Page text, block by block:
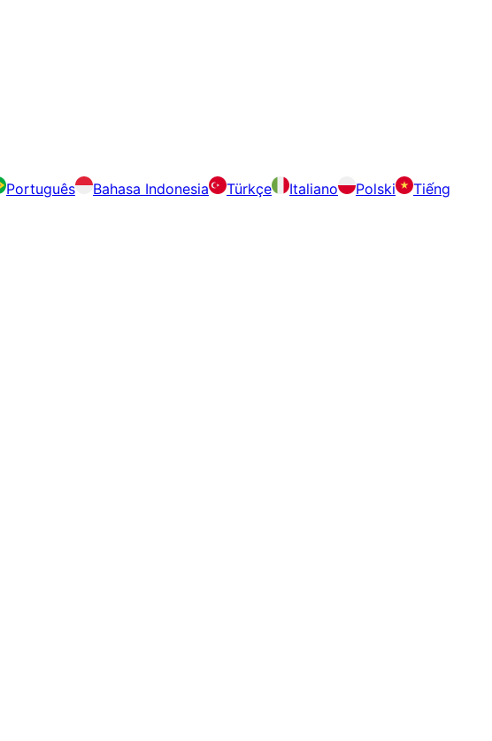
Português Bahasa Indonesia Türkçe Italiano Polski
Tiếng